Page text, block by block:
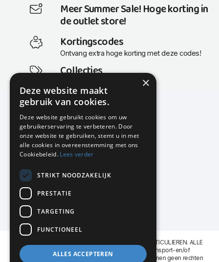
Meer Summer Sale! Hoge korting in
de outlet store!
Kortingscodes
Ontvang extra hoge korting met deze codes!
Collecties
Actuele en populaire collecties
KMP Kantoormeubilair
Airport Business Park
Frankfurtstraat 29-31
1175 RH Lijnden
020-617 01 26
info@kmpkantoormeubilair.nl
Facebook
Instagram
KMP Kantoormeubilair levert aan BEDRIJVEN en PARTICULIEREN. ALLE
GENOEMDE PRIJZEN ZIJN EXCL. 21% B.T.W. Transport-en/of
Montagekosten op aanvraag. Aan deze website kunnen geen rechten
×
Deze website maakt
gebruik van cookies.
Deze website gebruikt cookies om uw
gebruikerservaring te verbeteren. Door
onze website te gebruiken, stemt u in met
alle cookies in overeenstemming met ons
Cookiebeleid. Lees verder
STRIKT NOODZAKELIJK
PRESTATIE
TARGETING
FUNCTIONEEL
ALLES ACCEPTEREN